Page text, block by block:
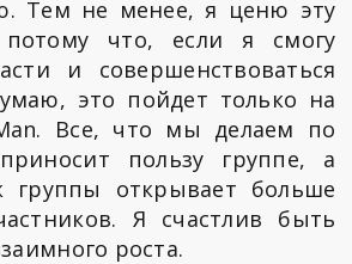
Тем не менее, я ценю эту
потому что, если я смогу
и совершенствоваться
это пойдет только на
Все, что мы делаем по
пользу группе, а
группы открывает больше
Я счастлив быть
роста.